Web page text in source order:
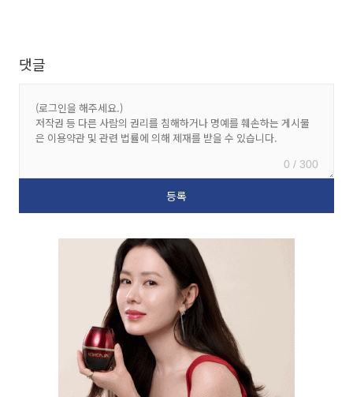
댓글
0 / 300